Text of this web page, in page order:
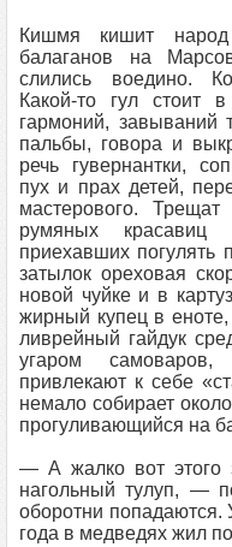
Кишмя кишит
балаганов на
слились воедино.
Какой-то гул стоит
гармоний, завываний
пальбы, говора и
речь гувернантки,
пух и прах детей,
мастерового.
румяных красавиц
приехавших погулять
затылок ореховая
новой чуйке и в
жирный купец в
ливрейный гайдук
угаром
привлекают к себе
немало собирает
прогуливающийся на
— А жалко вот этого
нагольный тулуп, —
оборотни попадаются.
года в медведях жил